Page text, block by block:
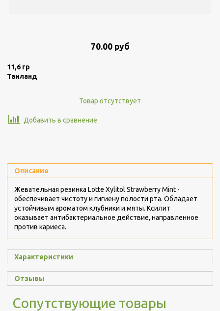
70.00 руб
11,6 гр
Таиланд
Товар отсутствует
Добавить в сравнение
Описание
Жевательная резинка Lotte Xylitol Strawberry Mint -
обеспечивает чистоту и гигиену полости рта. Обладает
устойчивым ароматом клубники и мяты. Ксилит
оказывает антибактериальное действие, направленное
против кариеса.
Характеристики
Отзывы
Сопутствующие товары